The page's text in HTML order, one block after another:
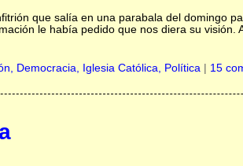
que salía en una parabala del domingo
le había pedido que nos diera su visión.
Democracia, Iglesia Católica, Política| 15